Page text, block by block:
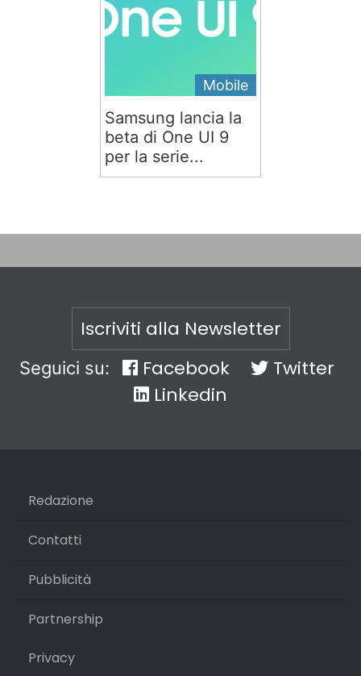
Mobile
Samsung lancia la
beta di One UI 9
per la serie...
Iscriviti alla Newsletter
Seguici su: Facebook
Twitter
Linkedin
Redazione
Contatti
Pubblicità
Partnership
Privacy